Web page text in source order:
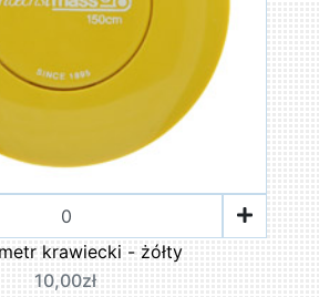
krawiecki - żółty
10,00zł